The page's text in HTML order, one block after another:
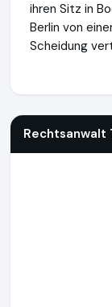
ihren Sitz in
Berlin von
Scheidung
Rechtsanwalt